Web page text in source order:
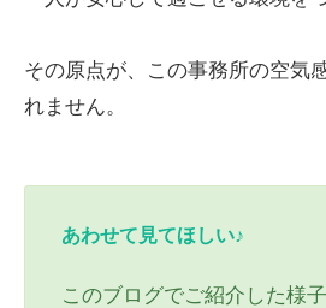
その原点が、この事務所の空気
れません。
あわせて見てほしい♪
このブログでご紹介した様子